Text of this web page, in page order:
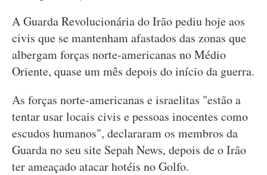
A Guarda Revolucionária do Irão pediu hoje aos
civis que se mantenham afastados das zonas que
albergam forças norte-americanas no Médio
Oriente, quase um mês depois do início da guerra.
As forças norte-americanas e israelitas "estão a
tentar usar locais civis e pessoas inocentes como
escudos humanos", declararam os membros da
Guarda no seu site Sepah News, depois de o Irão
ter ameaçado atacar hotéis no Golfo.